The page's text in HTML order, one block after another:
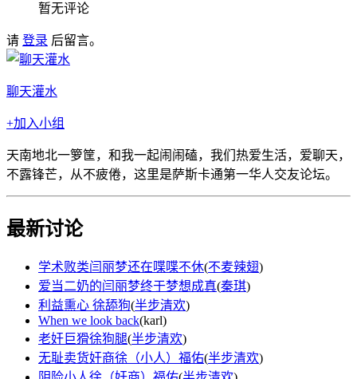
暂无评论
请 登录 后留言。
聊天灌水
+加入小组
天南地北一箩筐，和我一起闹闹磕，我们热爱生活，爱聊天，
不露锋芒，从不疲倦，这里是萨斯卡通第一华人交友论坛。
最新讨论
学术败类闫丽梦还在喋喋不休(不麦辣翅)
爱当二奶的闫丽梦终于梦想成真(秦琪)
利益熏心 徐舔狗(半步清欢)
When we look back(karl)
老奸巨猾徐狗腿(半步清欢)
无耻卖货奸商徐（小人）福佑(半步清欢)